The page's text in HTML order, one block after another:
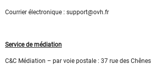
Courrier électronique : support@ovh.fr
Service de médiation
C&C Médiation – par voie postale : 37 rue des